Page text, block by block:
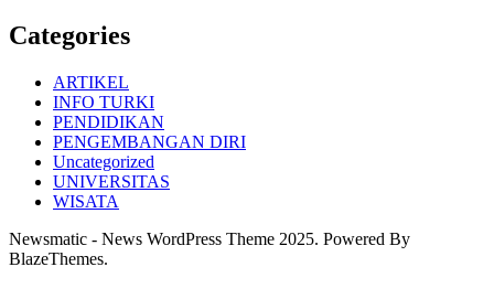
Categories
ARTIKEL
INFO TURKI
PENDIDIKAN
PENGEMBANGAN DIRI
Uncategorized
UNIVERSITAS
WISATA
Newsmatic - News WordPress Theme 2025. Powered By
BlazeThemes.